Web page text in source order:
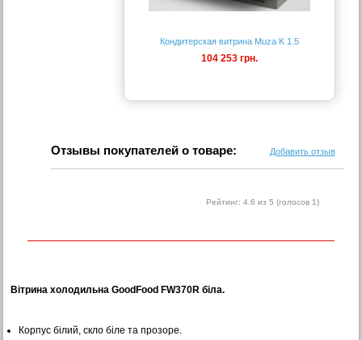
Кондитерская витрина Muza K 1.5
104 253 грн.
Отзывы покупателей о товаре: Добавить отзыв
Рейтинг: 4.6 из 5 (голосов 1)
Вітрина холодильна GoodFood FW370R біла.
Корпус білий, скло біле та прозоре.